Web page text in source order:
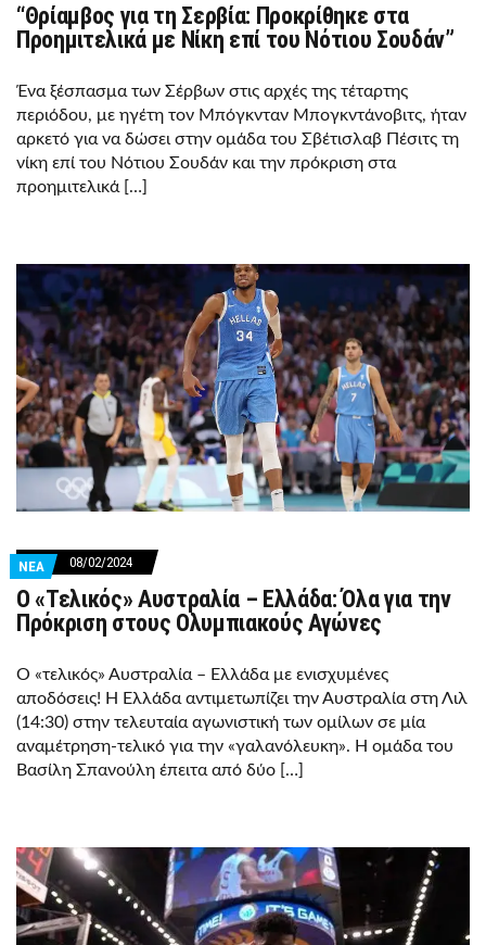
“Θρίαμβος για τη Σερβία: Προκρίθηκε στα
Προημιτελικά με Νίκη επί του Νότιου Σουδάν”
Ένα ξέσπασμα των Σέρβων στις αρχές της τέταρτης
περιόδου, με ηγέτη τον Μπόγκνταν Μπογκντάνοβιτς, ήταν
αρκετό για να δώσει στην ομάδα του Σβέτισλαβ Πέσιτς τη
νίκη επί του Νότιου Σουδάν και την πρόκριση στα
προημιτελικά […]
ΝΕΑ 08/02/2024
Ο «Τελικός» Αυστραλία – Ελλάδα: Όλα για την
Πρόκριση στους Ολυμπιακούς Αγώνες
Ο «τελικός» Αυστραλία – Ελλάδα με ενισχυμένες
αποδόσεις! Η Ελλάδα αντιμετωπίζει την Αυστραλία στη Λιλ
(14:30) στην τελευταία αγωνιστική των ομίλων σε μία
αναμέτρηση-τελικό για την «γαλανόλευκη». Η ομάδα του
Βασίλη Σπανούλη έπειτα από δύο […]